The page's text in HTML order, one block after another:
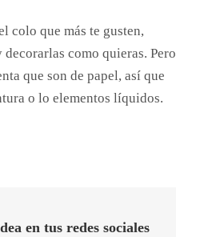
colo que más te gusten,
como quieras. Pero
que son de papel, así que
o lo elementos líquidos.
en tus redes sociales